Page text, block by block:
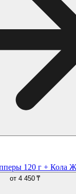
120 г + Кола
от 4 450 ₸